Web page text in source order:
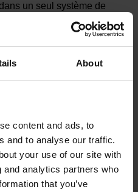
About
content and ads, to
and to analyse our traffic.
your use of our site with
analytics partners who
that you’ve
un seul système de
intégrer à vos systèmes
et découvrez les
2 – nouveaux
la technologie de